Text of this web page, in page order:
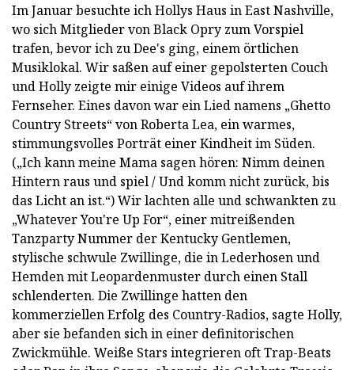
Im Januar besuchte ich Hollys Haus in East Nashville,
wo sich Mitglieder von Black Opry zum Vorspiel
trafen, bevor ich zu Dee's ging, einem örtlichen
Musiklokal. Wir saßen auf einer gepolsterten Couch
und Holly zeigte mir einige Videos auf ihrem
Fernseher. Eines davon war ein Lied namens „Ghetto
Country Streets“ von Roberta Lea, ein warmes,
stimmungsvolles Porträt einer Kindheit im Süden.
(„Ich kann meine Mama sagen hören: Nimm deinen
Hintern raus und spiel / Und komm nicht zurück, bis
das Licht an ist.“) Wir lachten alle und schwankten zu
„Whatever You're Up For“, einer mitreißenden
Tanzparty Nummer der Kentucky Gentlemen,
stylische schwule Zwillinge, die in Lederhosen und
Hemden mit Leopardenmuster durch einen Stall
schlenderten. Die Zwillinge hatten den
kommerziellen Erfolg des Country-Radios, sagte Holly,
aber sie befanden sich in einer definitorischen
Zwickmühle. Weiße Stars integrieren oft Trap-Beats